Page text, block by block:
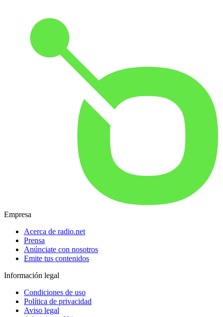
Empresa
Acerca de radio.net
Prensa
Anúnciate con nosotros
Emite tus contenidos
Información legal
Condiciones de uso
Política de privacidad
Aviso legal